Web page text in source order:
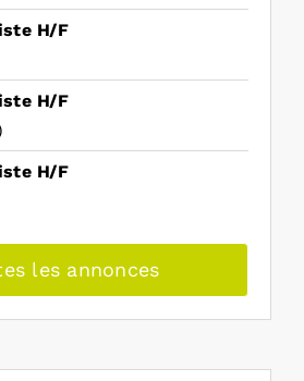
H/F
H/F
H/F
les annonces